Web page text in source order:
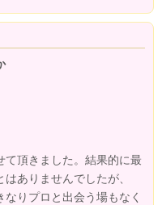
頂きました。結果的に最
ありませんでしたが、
りプロと出会う場もなく